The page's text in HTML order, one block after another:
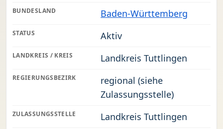
BUNDESLAND Baden-Württemberg
STATUS Aktiv
LANDKREIS / KREIS Landkreis Tuttlingen
REGIERUNGSBEZIRK
regional (siehe
Zulassungsstelle)
ZULASSUNGSSTELLE Landkreis Tuttlingen